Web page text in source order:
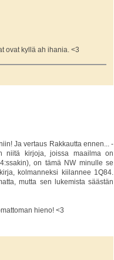
ovat kyllä ah ihania. <3
Ja vertaus Rakkautta ennen... -
niitä kirjoja, joissa maailma on
on tämä NW minulle se
kolmanneksi kiilannee 1Q84.
mutta sen lukemista säästän
hieno! <3